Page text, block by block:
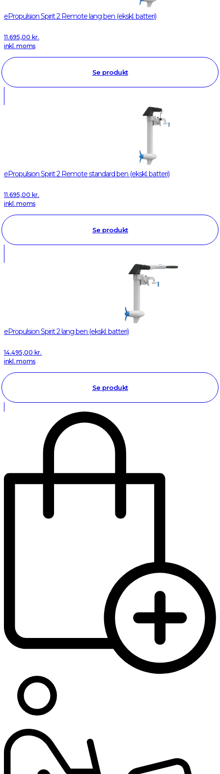
ePropulsion Spirit 2 Remote lang ben (ekskl. batteri)
11.695,00 kr.
inkl. moms
Se produkt
ePropulsion Spirit 2 Remote standard ben (ekskl. batteri)
11.695,00 kr.
inkl. moms
Se produkt
ePropulsion Spirit 2 lang ben (ekskl. batteri)
14.495,00 kr.
inkl. moms
Se produkt